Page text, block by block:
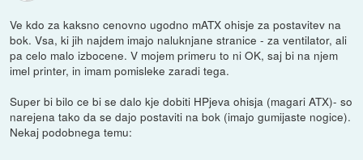
Ve kdo za kaksno cenovno ugodno mATX ohisje za postavitev na
bok. Vsa, ki jih najdem imajo naluknjane stranice - za ventilator, ali
pa celo malo izbocene. V mojem primeru to ni OK, saj bi na njem
imel printer, in imam pomisleke zaradi tega.
Super bi bilo ce bi se dalo kje dobiti HPjeva ohisja (magari ATX)- so
narejena tako da se dajo postaviti na bok (imajo gumijaste nogice).
Nekaj podobnega temu: